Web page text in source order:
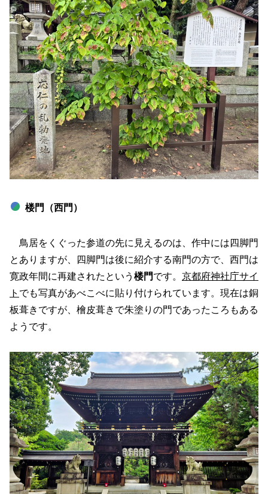
楼門（西門）
鳥居をくぐった参道の先に見えるのは、作中には四脚門
とありますが、四脚門は後に紹介する南門の方で、西門は
寛政年間に再建されたという 楼門です。 京都府神社庁サイ
ト でも写真があべこべに貼り付けられています。現在は銅
板葺きですが、檜皮葺きで朱塗りの門であったころもある
ようです。